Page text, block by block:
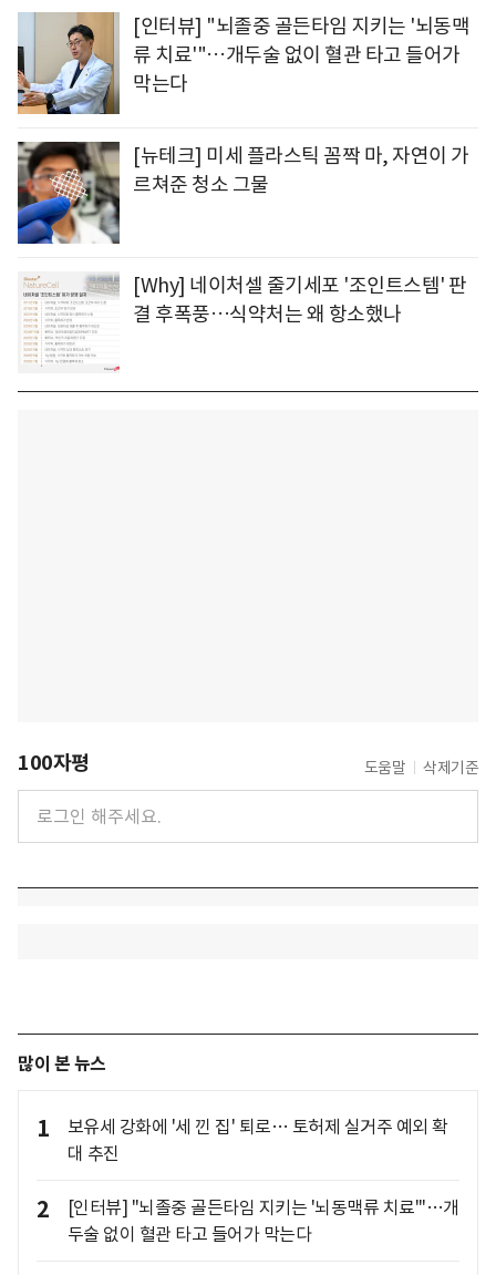
[인터뷰] "뇌졸중 골든타임 지키는 '뇌동맥
류 치료'"…개두술 없이 혈관 타고 들어가
막는다
[뉴테크] 미세 플라스틱 꼼짝 마, 자연이 가
르쳐준 청소 그물
[Why] 네이처셀 줄기세포 '조인트스템' 판
결 후폭풍…식약처는 왜 항소했나
100자평 도움말 삭제기준
많이 본 뉴스
1
보유세 강화에 '세 낀 집' 퇴로… 토허제 실거주 예외 확
대 추진
2
[인터뷰] "뇌졸중 골든타임 지키는 '뇌동맥류 치료'"…개
두술 없이 혈관 타고 들어가 막는다